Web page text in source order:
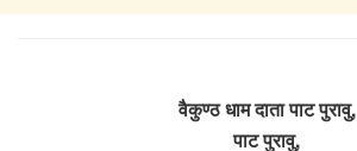
वैकुण्ठ धाम दाता पाट पुरावु,
पाट पुरावु,